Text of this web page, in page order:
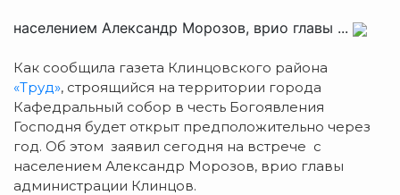
населением Александр Морозов, врио главы ...
Как сообщила газета Клинцовского района
«Труд», строящийся на территории города
Кафедральный собор в честь Богоявления
Господня будет открыт предположительно через
год. Об этом заявил сегодня на встрече с
населением Александр Морозов, врио главы
администрации Клинцов.